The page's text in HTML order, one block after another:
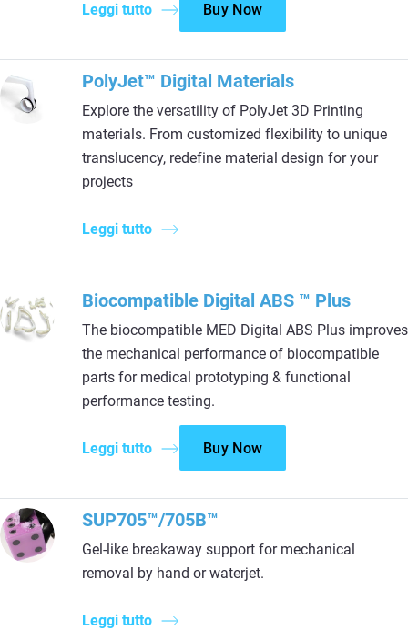
Leggi tutto Buy Now
PolyJet™ Digital Materials
Explore the versatility of PolyJet 3D Printing
materials. From customized flexibility to unique
translucency, redefine material design for your
projects
Leggi tutto
Biocompatible Digital ABS ™ Plus
The biocompatible MED Digital ABS Plus improves
the mechanical performance of biocompatible
parts for medical prototyping & functional
performance testing.
Leggi tutto Buy Now
SUP705™/705B™
Gel-like breakaway support for mechanical
removal by hand or waterjet.
Leggi tutto